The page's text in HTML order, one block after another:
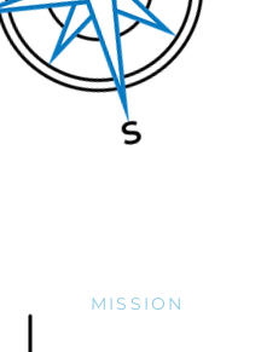
MISSION